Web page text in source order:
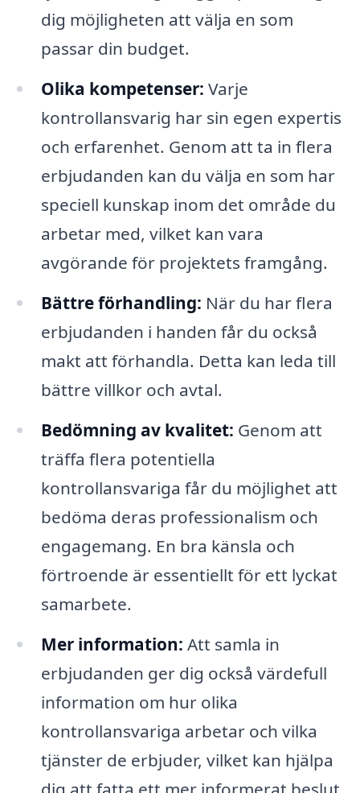
dig möjligheten att välja en som
passar din budget.
Olika kompetenser: Varje
kontrollansvarig har sin egen expertis
och erfarenhet. Genom att ta in flera
erbjudanden kan du välja en som har
speciell kunskap inom det område du
arbetar med, vilket kan vara
avgörande för projektets framgång.
Bättre förhandling: När du har flera
erbjudanden i handen får du också
makt att förhandla. Detta kan leda till
bättre villkor och avtal.
Bedömning av kvalitet: Genom att
träffa flera potentiella
kontrollansvariga får du möjlighet att
bedöma deras professionalism och
engagemang. En bra känsla och
förtroende är essentiellt för ett lyckat
samarbete.
Mer information: Att samla in
erbjudanden ger dig också värdefull
information om hur olika
kontrollansvariga arbetar och vilka
tjänster de erbjuder, vilket kan hjälpa